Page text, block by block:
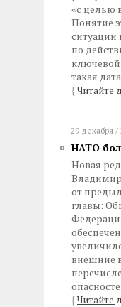
«с целью
Понятие
ситуации
по
ключевой
такая
{ Читайте
29 декабря /
НАТО
Новая
от
главы:
внешние
{ Читайте